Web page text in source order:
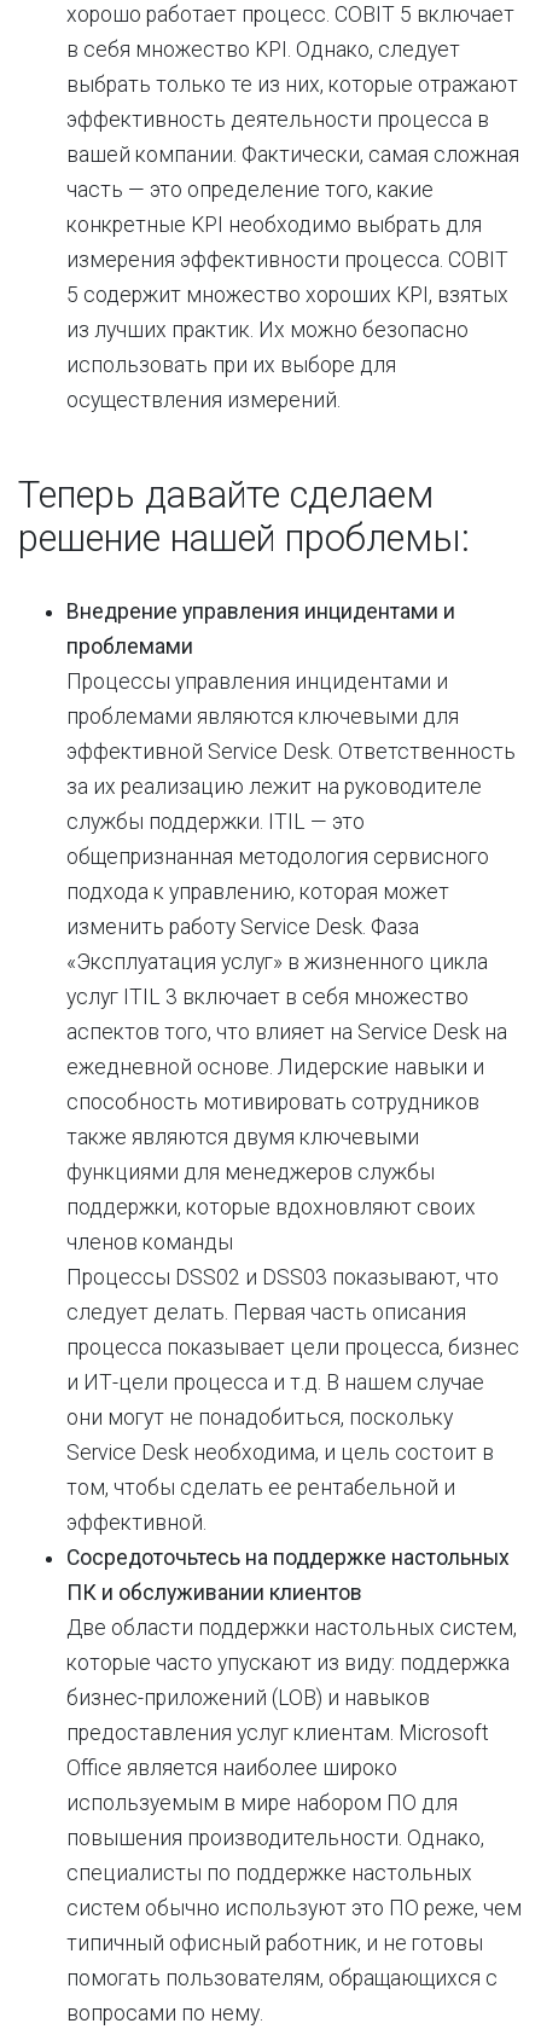
хорошо работает процесс. COBIT 5 включает
в себя множество KPI. Однако, следует
выбрать только те из них, которые отражают
эффективность деятельности процесса в
вашей компании. Фактически, самая сложная
часть — это определение того, какие
конкретные KPI необходимо выбрать для
измерения эффективности процесса. COBIT
5 содержит множество хороших KPI, взятых
из лучших практик. Их можно безопасно
использовать при их выборе для
осуществления измерений.
Теперь давайте сделаем
решение нашей проблемы:
Внедрение управления инцидентами и
проблемами
Процессы управления инцидентами и
проблемами являются ключевыми для
эффективной Service Desk. Ответственность
за их реализацию лежит на руководителе
службы поддержки. ITIL — это
общепризнанная методология сервисного
подхода к управлению, которая может
изменить работу Service Desk. Фаза
«Эксплуатация услуг» в жизненного цикла
услуг ITIL 3 включает в себя множество
аспектов того, что влияет на Service Desk на
ежедневной основе. Лидерские навыки и
способность мотивировать сотрудников
также являются двумя ключевыми
функциями для менеджеров службы
поддержки, которые вдохновляют своих
членов команды
Процессы DSS02 и DSS03 показывают, что
следует делать. Первая часть описания
процесса показывает цели процесса, бизнес
и ИТ-цели процесса и т.д. В нашем случае
они могут не понадобиться, поскольку
Service Desk необходима, и цель состоит в
том, чтобы сделать ее рентабельной и
эффективной.
Сосредоточьтесь на поддержке настольных
ПК и обслуживании клиентов
Две области поддержки настольных систем,
которые часто упускают из виду: поддержка
бизнес-приложений (LOB) и навыков
предоставления услуг клиентам. Microsoft
Office является наиболее широко
используемым в мире набором ПО для
повышения производительности. Однако,
специалисты по поддержке настольных
систем обычно используют это ПО реже, чем
типичный офисный работник, и не готовы
помогать пользователям, обращающихся с
вопросами по нему.